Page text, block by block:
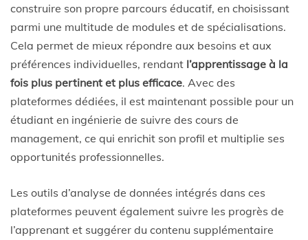
construire son propre parcours éducatif, en choisissant
parmi une multitude de modules et de spécialisations.
Cela permet de mieux répondre aux besoins et aux
préférences individuelles, rendant l’apprentissage à la
fois plus pertinent et plus efficace. Avec des
plateformes dédiées, il est maintenant possible pour un
étudiant en ingénierie de suivre des cours de
management, ce qui enrichit son profil et multiplie ses
opportunités professionnelles.
Les outils d’analyse de données intégrés dans ces
plateformes peuvent également suivre les progrès de
l’apprenant et suggérer du contenu supplémentaire